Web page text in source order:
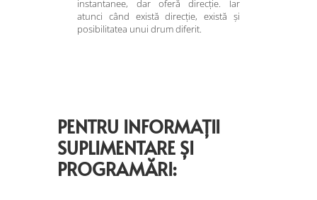
instantanee, dar oferă direcție. Iar
atunci când există direcție, există și
posibilitatea unui drum diferit.
PENTRU INFORMAȚII
SUPLIMENTARE ȘI
PROGRAMĂRI: